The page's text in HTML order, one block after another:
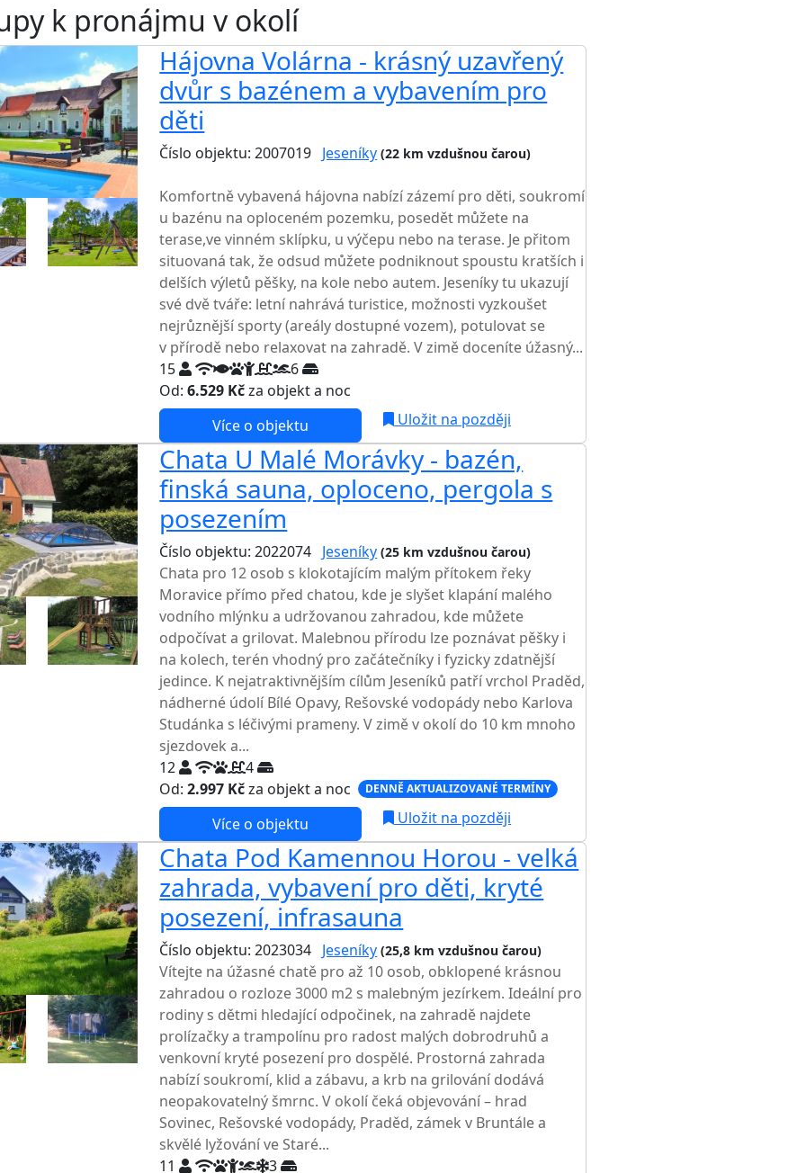
k pronájmu v okolí
Hájovna Volárna - krásný uzavřený
dvůr s bazénem a vybavením pro
děti
Číslo objektu: 2007019 Jeseníky (22 km vzdušnou čarou)
Komfortně vybavená hájovna nabízí zázemí pro děti, soukromí
u bazénu na oploceném pozemku, posedět můžete na
terase,ve vinném sklípku, u výčepu nebo na terase. Je přitom
situovaná tak, že odsud můžete podniknout spoustu kratších i
delších výletů pěšky, na kole nebo autem. Jeseníky tu ukazují
své dvě tváře: letní nahrává turistice, možnosti vyzkoušet
nejrůznější sporty (areály dostupné vozem), potulovat se
v přírodě nebo relaxovat na zahradě. V zimě doceníte úžasný...
15
6
Od:6.529 Kčza objekt a noc
Více o objektu Uložit na později
Chata U Malé Morávky - bazén,
finská sauna, oploceno, pergola s
posezením
Číslo objektu: 2022074 Jeseníky (25 km vzdušnou čarou)
Chata pro 12 osob s klokotajícím malým přítokem řeky
Moravice přímo před chatou, kde je slyšet klapání malého
vodního mlýnku a udržovanou zahradou, kde můžete
odpočívat a grilovat. Malebnou přírodu lze poznávat pěšky i
na kolech, terén vhodný pro začátečníky i fyzicky zdatnější
jedince. K nejatraktivnějším cílům Jeseníků patří vrchol Praděd,
nádherné údolí Bílé Opavy, Rešovské vodopády nebo Karlova
Studánka s léčivými prameny. V zimě v okolí do 10 km mnoho
sjezdovek a...
12
4
Od:2.997 Kčza objekt a noc DENNĚ AKTUALIZOVANÉ TERMÍNY
Více o objektu Uložit na později
Chata Pod Kamennou Horou - velká
zahrada, vybavení pro děti, kryté
posezení, infrasauna
Číslo objektu: 2023034 Jeseníky (25,8 km vzdušnou čarou)
Vítejte na úžasné chatě pro až 10 osob, obklopené krásnou
zahradou o rozloze 3000 m2 s malebným jezírkem. Ideální pro
rodiny s dětmi hledající odpočinek, na zahradě najdete
prolízačky a trampolínu pro radost malých dobrodruhů a
venkovní kryté posezení pro dospělé. Prostorná zahrada
nabízí soukromí, klid a zábavu, a krb na grilování dodává
neopakovatelný šmrnc. V okolí čeká objevování – hrad
Sovinec, Rešovské vodopády, Praděd, zámek v Bruntále a
skvělé lyžování ve Staré...
11
3